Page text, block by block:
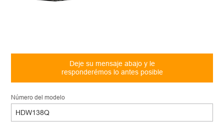
Deje su mensaje abajo y le
responderémos lo antes posible
Número del modelo